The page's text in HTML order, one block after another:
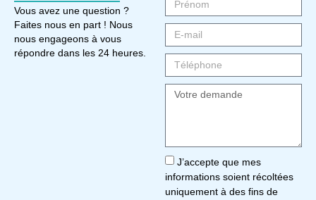
Vous avez une question ?
Faites nous en part ! Nous
nous engageons à vous
répondre dans les 24 heures.
J’accepte que mes
informations soient récoltées
uniquement à des fins de